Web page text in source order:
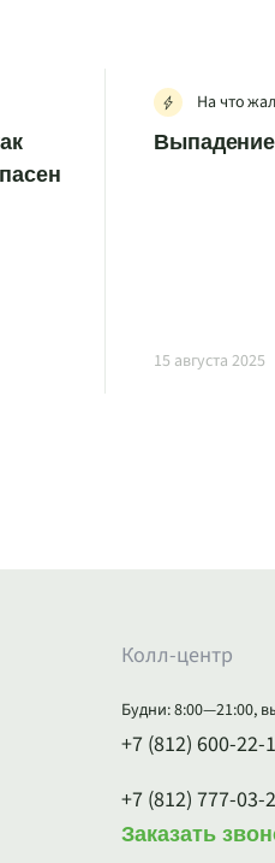
На что
15 августа 2025
Колл-центр
Будни: 8:00—21:00,
+7 (812) 600-22-
+7 (812) 777-03-
Заказать